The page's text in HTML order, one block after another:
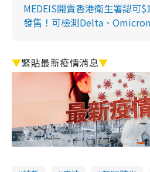
MEDEIS開賣香港衛生署認可
發售！可檢測Delta、
▼緊貼最新疫情消息▼